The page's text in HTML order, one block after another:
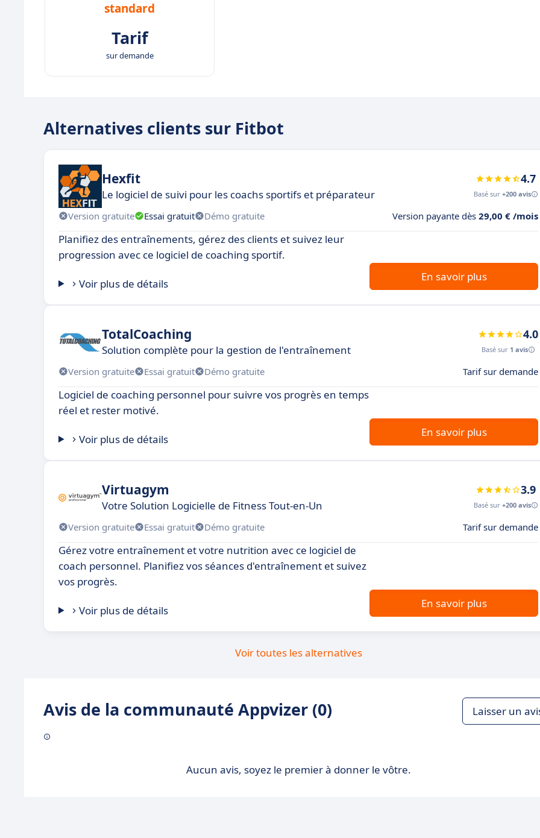
standard
Tarif
sur demande
Alternatives clients sur Fitbot
Hexfit
Le logiciel de suivi pour les coachs sportifs et préparateur
4.7
Basé sur +200 avis
Version gratuite Essai gratuit Démo gratuite Version payante dès 29,00 € /mois
Planifiez des entraînements, gérez des clients et suivez leur
progression avec ce logiciel de coaching sportif.
Voir plus de détails
En savoir plus
TotalCoaching
Solution complète pour la gestion de l'entraînement
4.0
Basé sur 1 avis
Version gratuite Essai gratuit Démo gratuite Tarif sur demande
Logiciel de coaching personnel pour suivre vos progrès en temps
réel et rester motivé.
Voir plus de détails
En savoir plus
Virtuagym
Votre Solution Logicielle de Fitness Tout-en-Un
3.9
Basé sur +200 avis
Version gratuite Essai gratuit Démo gratuite Tarif sur demande
Gérez votre entraînement et votre nutrition avec ce logiciel de
coach personnel. Planifiez vos séances d'entraînement et suivez
vos progrès.
Voir plus de détails
En savoir plus
Voir toutes les alternatives
Avis de la communauté Appvizer (0) Laisser un
Aucun avis, soyez le premier à donner le vôtre.